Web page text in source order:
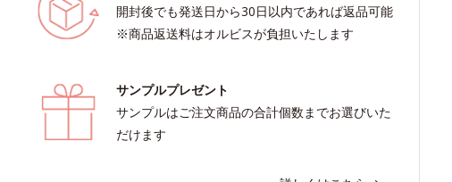
開封後でも発送日から30日以内であれば返品可能
※商品返送料はオルビスが負担いたします
サンプルプレゼント
サンプルはご注文商品の合計個数までお選びいた
だけます